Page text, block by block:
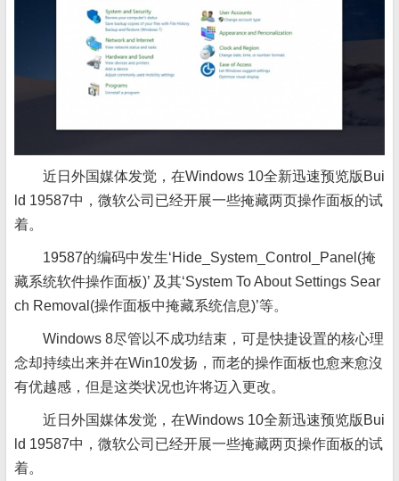
近日外国媒体发觉，在Windows 10全新迅速预览版Bui
ld 19587中，微软公司已经开展一些掩藏两页操作面板的试
着。
19587的编码中发生‘Hide_System_Control_Panel(掩
藏系统软件操作面板)’ 及其‘System To About Settings Sear
ch Removal(操作面板中掩藏系统信息)’等。
Windows 8尽管以不成功结束，可是快捷设置的核心理
念却持续出来并在Win10发扬，而老的操作面板也愈来愈沒
有优越感，但是这类状况也许将迈入更改。
近日外国媒体发觉，在Windows 10全新迅速预览版Bui
ld 19587中，微软公司已经开展一些掩藏两页操作面板的试
着。